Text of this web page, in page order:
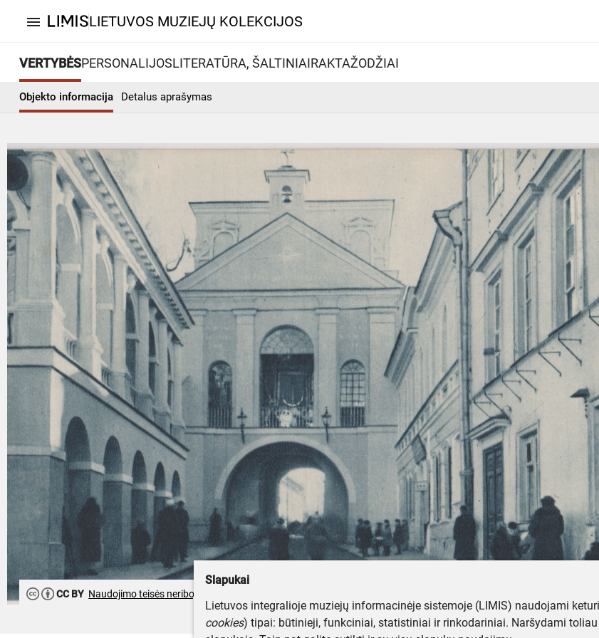
menu LIETUVOS MUZIEJŲ KOLEKCIJOS
VERTYBĖSPERSONALIJOSLITERATŪRA, ŠALTINIAIRAKTAŽODŽIAI
Objekto informacija Detalus aprašymas
CC BY Naudojimo teisės neribojamos
Slapukai
Lietuvos integralioje muziejų informacinėje sistemoje (LIMIS) naudojami
cookies) tipai: būtinieji, funkciniai, statistiniai ir rinkodariniai. Naršydami